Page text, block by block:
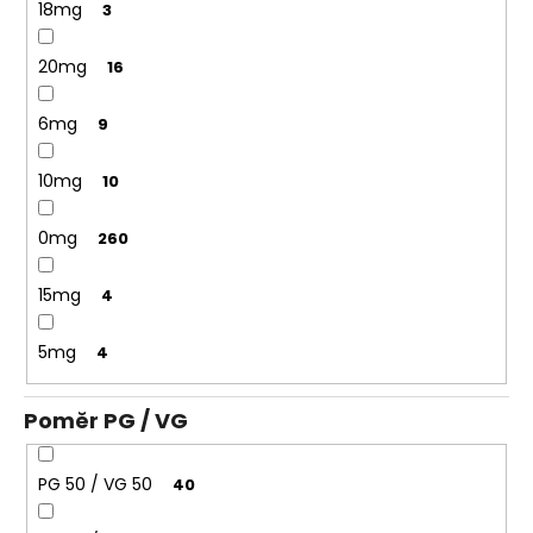
18mg 3
20mg 16
6mg 9
10mg 10
0mg 260
15mg 4
5mg 4
Poměr PG / VG
PG 50 / VG 50 40